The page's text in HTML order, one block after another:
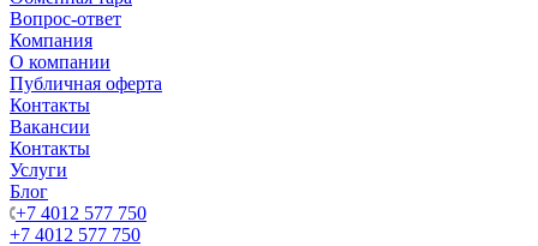
Вопрос-ответ
Компания
О компании
Публичная оферта
Контакты
Вакансии
Контакты
Услуги
Блог
+7 4012 577 750
+7 4012 577 750